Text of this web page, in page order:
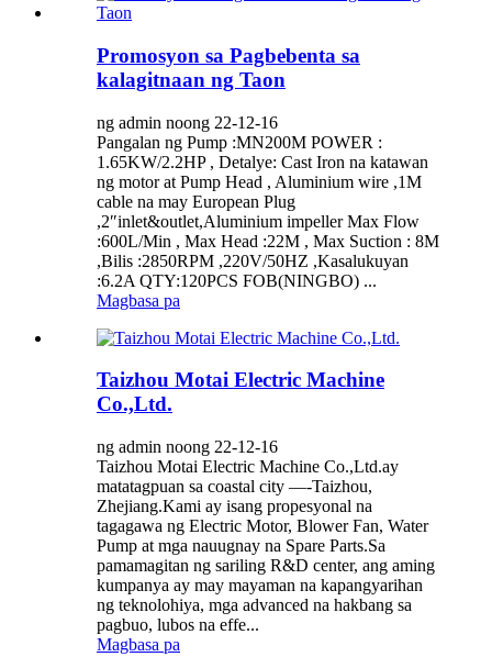
Promosyon sa Pagbebenta sa
kalagitnaan ng Taon
ng admin noong 22-12-16
Pangalan ng Pump :MN200M POWER :
1.65KW/2.2HP , Detalye: Cast Iron na katawan
ng motor at Pump Head , Aluminium wire ,1M
cable na may European Plug
,2″inlet&outlet,Aluminium impeller Max Flow
:600L/Min , Max Head :22M , Max Suction : 8M
,Bilis :2850RPM ,220V/50HZ ,Kasalukuyan
:6.2A QTY:120PCS FOB(NINGBO) ...
Magbasa pa
Taizhou Motai Electric Machine
Co.,Ltd.
ng admin noong 22-12-16
Taizhou Motai Electric Machine Co.,Ltd.ay
matatagpuan sa coastal city —-Taizhou,
Zhejiang.Kami ay isang propesyonal na
tagagawa ng Electric Motor, Blower Fan, Water
Pump at mga nauugnay na Spare Parts.Sa
pamamagitan ng sariling R&D center, ang aming
kumpanya ay may mayaman na kapangyarihan
ng teknolohiya, mga advanced na hakbang sa
pagbuo, lubos na effe...
Magbasa pa